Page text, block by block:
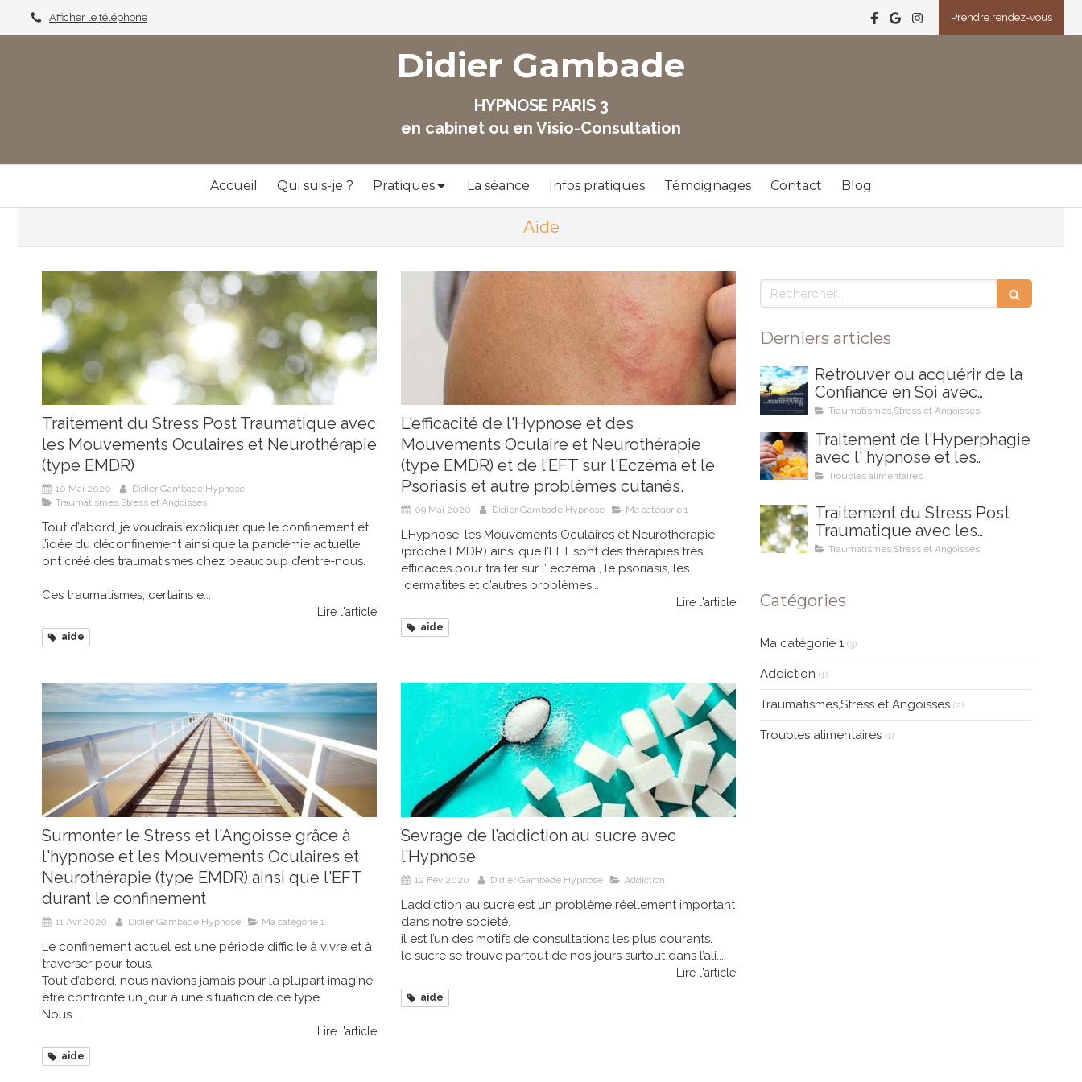
Afficher le téléphone Prendre rendez-vous
Didier Gambade
HYPNOSE PARIS 3
en cabinet ou en Visio-Consultation
Accueil Qui suis-je ? Pratiques La séance Infos pratiques Témoignages Contact Blog
Aide
Traitement du Stress Post Traumatique avec
les Mouvements Oculaires et Neurothérapie
(type EMDR)
10 Mai 2020
Didier Gambade Hypnose
Traumatismes,Stress et Angoisses
Tout d’abord, je voudrais expliquer que le confinement et
l’idée du déconfinement ainsi que la pandémie actuelle
ont créé des traumatismes chez beaucoup d’entre-nous.
Ces traumatismes, certains e...
Lire l'article
aide
L'efficacité de l'Hypnose et des
Mouvements Oculaire et Neurothérapie
(type EMDR) et de l’EFT sur l'Eczéma et le
Psoriasis et autre problèmes cutanés.
09 Mai 2020 Didier Gambade Hypnose Ma catégorie 1
L’Hypnose, les Mouvements Oculaires et Neurothérapie
(proche EMDR) ainsi que l’EFT sont des thérapies très
efficaces pour traiter sur l’ eczéma , le psoriasis, les
dermatites et d’autres problèmes...
Lire l'article
aide
Surmonter le Stress et l'Angoisse grâce à
l'hypnose et les Mouvements Oculaires et
Neurothérapie (type EMDR) ainsi que l'EFT
durant le confinement
11 Avr 2020 Didier Gambade Hypnose Ma catégorie 1
Le confinement actuel est une période difficile à vivre et à
traverser pour tous.
Tout d’abord, nous n’avions jamais pour la plupart imaginé
être confronté un jour à une situation de ce type.
Nous...
Lire l'article
aide
Sevrage de l’addiction au sucre avec
l’Hypnose
12 Fév 2020 Didier Gambade Hypnose Addiction
L’addiction au sucre est un problème réellement important
dans notre société.
il est l’un des motifs de consultations les plus courants.
le sucre se trouve partout de nos jours surtout dans l’ali...
Lire l'article
aide
Rechercher
Derniers articles
Retrouver ou acquérir de la
Confiance en Soi avec
l'Hypnose et les
Neurothérapie (type EMDR)
aini que l'EFT
Traumatismes,Stress et Angoisses
Traitement de l'Hyperphagie
avec l' hypnose et les
Mouvements Oculaires et
Troubles alimentaires
Traitement du Stress Post
Traumatique avec les
Mouvements Oculaires et
Traumatismes,Stress et Angoisses
Catégories
Ma catégorie 1 (3)
Addiction (1)
Traumatismes,Stress et Angoisses (2)
Troubles alimentaires (1)